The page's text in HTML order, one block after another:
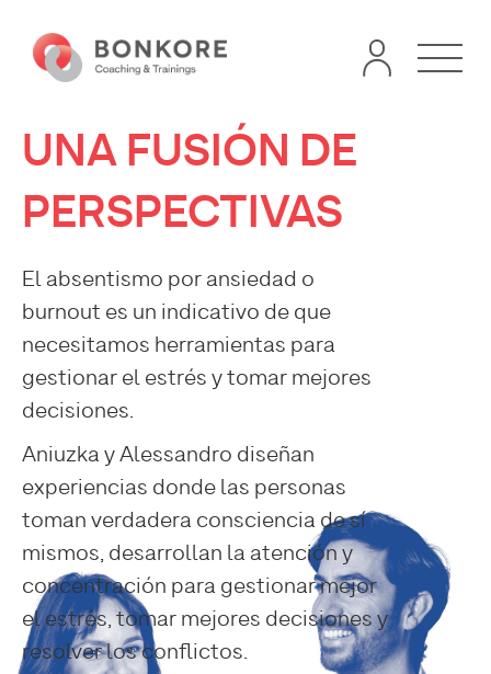
UNA FUSIÓN DE
PERSPECTIVAS
El absentismo por ansiedad o
burnout es un indicativo de que
necesitamos herramientas para
gestionar el estrés y tomar mejores
decisiones.
Aniuzka y Alessandro diseñan
experiencias donde las personas
toman verdadera consciencia de sí
mismos, desarrollan la atención y
concentración para gestionar mejor
el estrés, tomar mejores decisiones y
resolver los conflictos.